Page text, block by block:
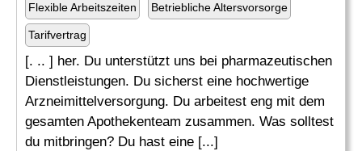
Flexible Arbeitszeiten Betriebliche Altersvorsorge
Tarifvertrag
[. .. ] her. Du unterstützt uns bei pharmazeutischen
Dienstleistungen. Du sicherst eine hochwertige
Arzneimittelversorgung. Du arbeitest eng mit dem
gesamten Apothekenteam zusammen. Was solltest
du mitbringen? Du hast eine [...]